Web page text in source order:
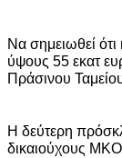
Να σημειωθεί
ύψους 55 εκατ
Πράσινου
Η δεύτερη
δικαιούχους